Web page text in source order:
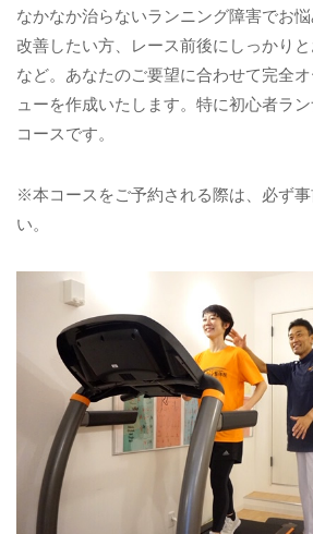
なかなか治らないランニング障害でお
改善したい方、レース前後にしっかり
など。あなたのご要望に合わせて完全
ューを作成いたします。特に初心者ラ
コースです。
※本コースをご予約される際は、必ず事
い。